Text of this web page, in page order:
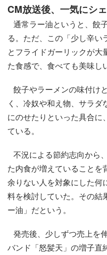
CM放送後、一気にシ
通常ラー油というと、餃
る。ただ、この「少し辛い
とフライドガーリックが大
た食感で、食べても美味し
餃子やラーメンの味付け
く、冷奴や和え物、サラ
にのせたりといった具合に
ている。
不況による節約志向から
た内食が増えていることを
余りない人を対象にした何
料を検討していた。その結
ー油」だという。
発売後、少しずつ売上を
バンド「怒髪天」の増子直